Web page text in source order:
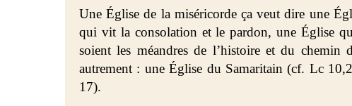
Une Église de la miséricorde ça veut dire une
qui vit la consolation et le pardon, une Église
soient les méandres de l’histoire et du
autrement : une Église du Samaritain (cf. Lc
17).